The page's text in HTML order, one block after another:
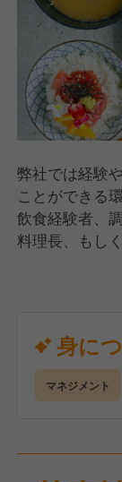
弊社では経験
ことができる
飲食経験者、
料理長、もし
・ホール接客
・店舗マネジ
・採用
・人材育成
身に
マネジメント